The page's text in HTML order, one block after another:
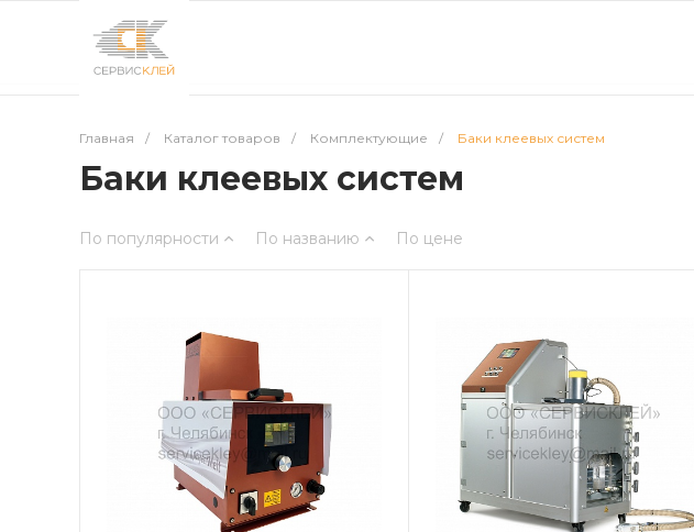
Главная / Каталог товаров / Комплектующие / Баки клеевых систем
Баки клеевых систем
По популярности По названию По цене